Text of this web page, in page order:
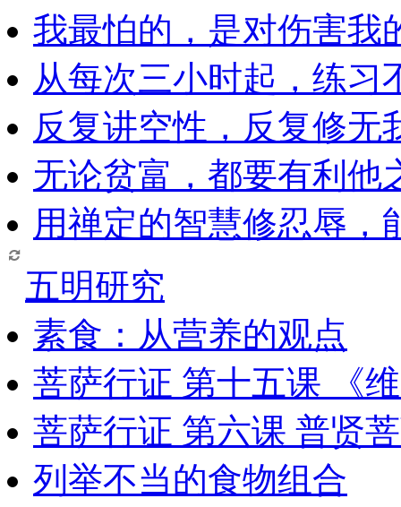
我最怕的，是对伤害我
从每次三小时起，练习
反复讲空性，反复修无
无论贫富，都要有利他
用禅定的智慧修忍辱，
五明研究
素食：从营养的观点
菩萨行证 第十五课 《
菩萨行证 第六课 普贤
列举不当的食物组合